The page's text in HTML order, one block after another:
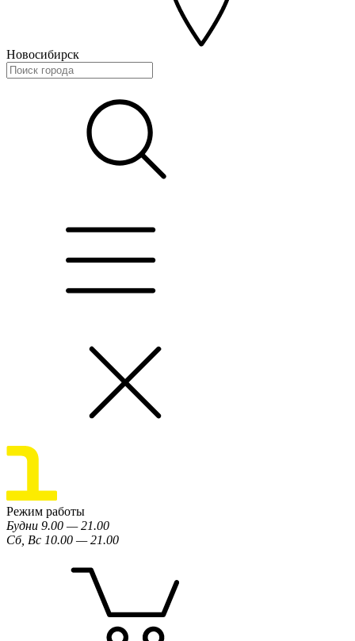
Новосибирск
Режим работы
Будни 9.00 — 21.00
Сб, Вс 10.00 — 21.00